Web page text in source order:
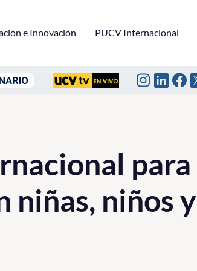
e Innovación PUCV Internacional
para
niñas, niños y